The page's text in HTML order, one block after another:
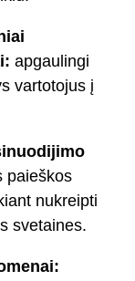
apgaulingi
vartotojus į
paieškos
nukreipti
svetaines.